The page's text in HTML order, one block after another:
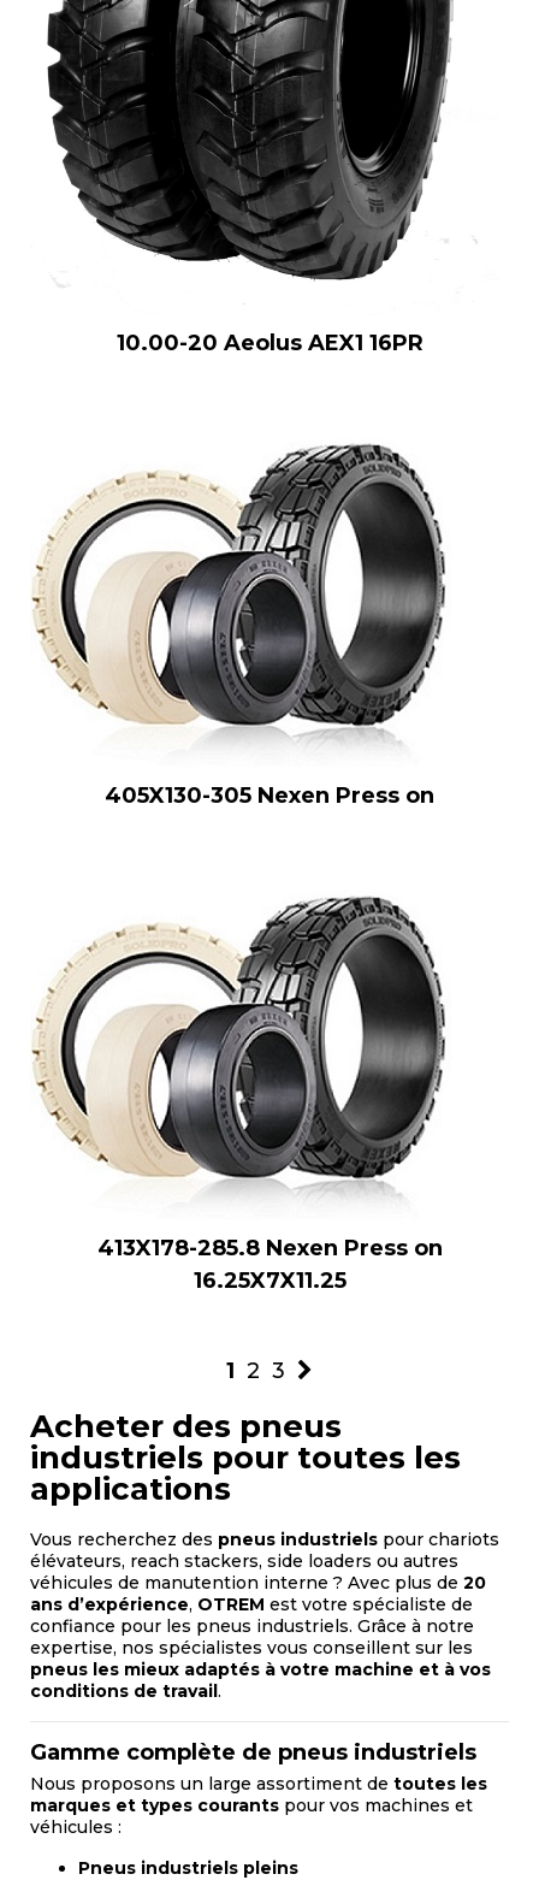
10.00-20 Aeolus AEX1 16PR
405X130-305 Nexen Press on
413X178-285.8 Nexen Press on
16.25X7X11.25
1 2 3
Acheter des pneus
industriels pour toutes les
applications
Vous recherchez des pneus industriels pour chariots
élévateurs, reach stackers, side loaders ou autres
véhicules de manutention interne ? Avec plus de 20
ans d’expérience, OTREM est votre spécialiste de
confiance pour les pneus industriels. Grâce à notre
expertise, nos spécialistes vous conseillent sur les
pneus les mieux adaptés à votre machine et à vos
conditions de travail.
Gamme complète de pneus industriels
Nous proposons un large assortiment de toutes les
marques et types courants pour vos machines et
véhicules :
Pneus industriels pleins